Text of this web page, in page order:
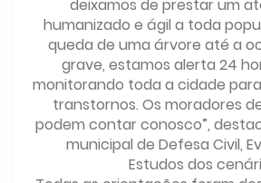
deixamos de prestar um
humanizado e ágil a toda
queda de uma árvore até a
grave, estamos alerta 24
monitorando toda a cidade
transtornos. Os moradores
podem contar conosco”,
municipal de Defesa Civil,
Estudos dos